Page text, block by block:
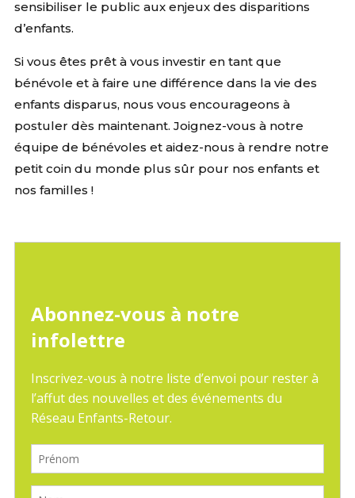
sensibiliser le public aux enjeux des disparitions
d’enfants.
Si vous êtes prêt à vous investir en tant que
bénévole et à faire une différence dans la vie des
enfants disparus, nous vous encourageons à
postuler dès maintenant. Joignez-vous à notre
équipe de bénévoles et aidez-nous à rendre notre
petit coin du monde plus sûr pour nos enfants et
nos familles !